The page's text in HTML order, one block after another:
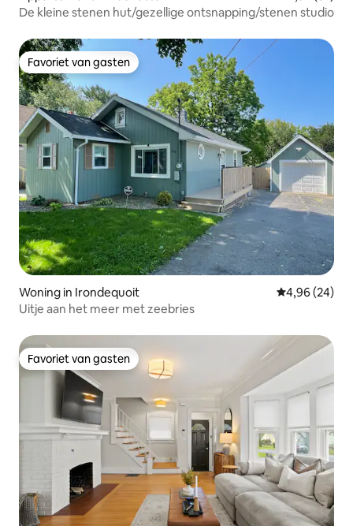
De kleine stenen hut/gezellige ontsnapping/stenen studio
Favoriet van gasten
Favoriet van gasten
Woning in Irondequoit Gemiddelde
4,96 (24)
Uitje aan het meer met zeebries
Favoriet van gasten
Favoriet van gasten